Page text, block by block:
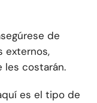
de
externos,
les costarán.
es el tipo de